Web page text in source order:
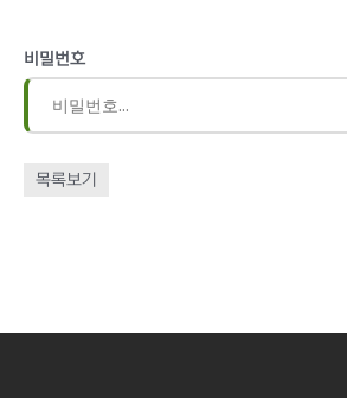
비밀번호
목록보기